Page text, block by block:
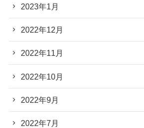
2023年1月
2022年12月
2022年11月
2022年10月
2022年9月
2022年7月